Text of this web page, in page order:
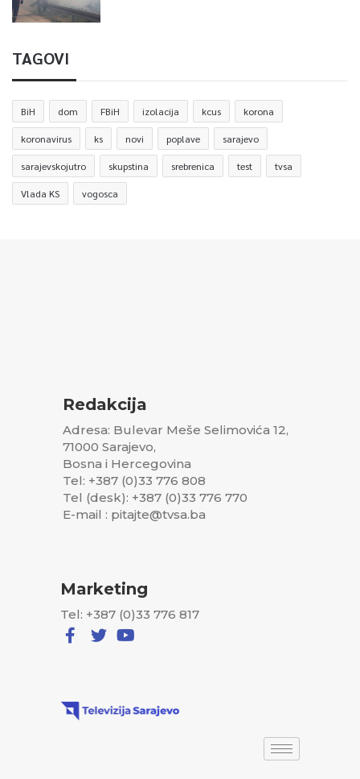
TAGOVI
BiH dom FBiH izolacija kcus korona
koronavirus ks novi poplave sarajevo
sarajevskojutro skupstina srebrenica test tvsa
Vlada KS vogosca
Redakcija
Adresa: Bulevar Meše Selimovića 12,
71000 Sarajevo,
Bosna i Hercegovina
Tel: +387 (0)33 776 808
Tel (desk): +387 (0)33 776 770
E-mail : pitajte@tvsa.ba
Marketing
Tel: +387 (0)33 776 817